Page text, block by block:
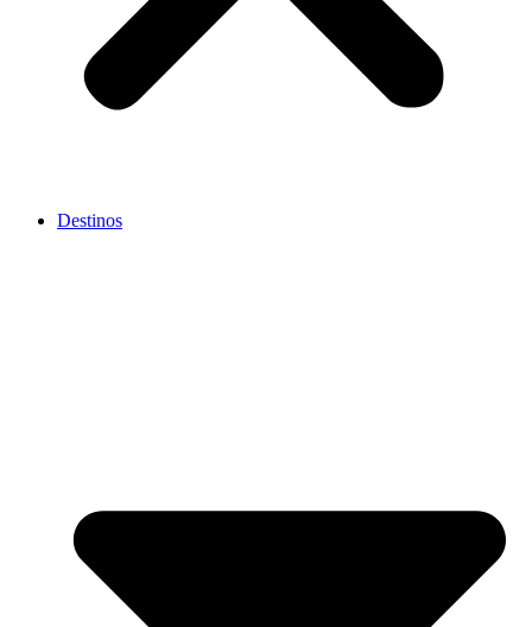
Destinos